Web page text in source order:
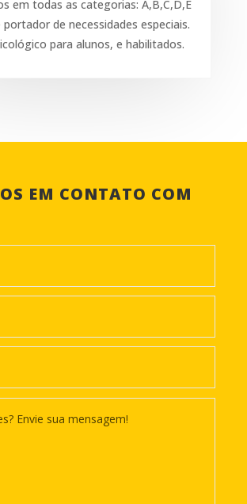
em todas as categorias: A,B,C,D,E
portador de necessidades especiais.
para alunos, e habilitados.
EM CONTATO COM